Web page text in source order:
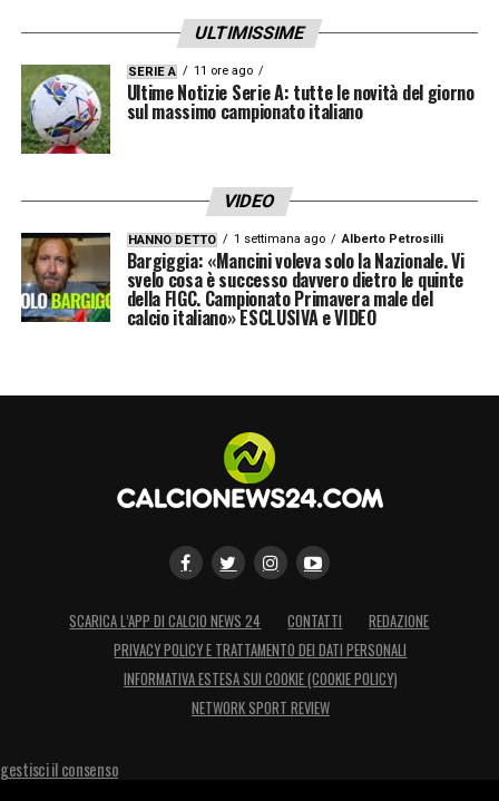
ULTIMISSIME
SERIE A 11 ore ago
Ultime Notizie Serie A: tutte le novità del giorno
sul massimo campionato italiano
VIDEO
HANNO DETTO 1 settimana ago Alberto Petrosilli
Bargiggia: «Mancini voleva solo la Nazionale. Vi
svelo cosa è successo davvero dietro le quinte
della FIGC. Campionato Primavera male del
calcio italiano» ESCLUSIVA e VIDEO
SCARICA L’APP DI CALCIO NEWS 24 CONTATTI
REDAZIONE
PRIVACY POLICY E TRATTAMENTO DEI DATI PERSONALI
INFORMATIVA ESTESA SUI COOKIE (COOKIE POLICY)
NETWORK SPORT REVIEW
gestisci il consenso